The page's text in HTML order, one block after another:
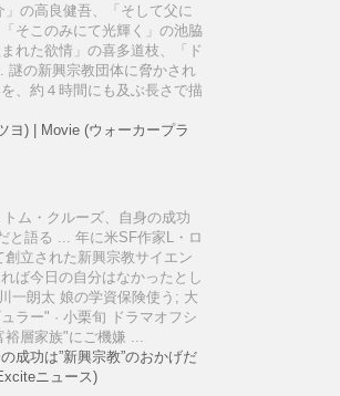
」の高良健吾、「そして父に
そこのみにて光輝く」の池脇
れた欲情」の喜多道枝、「ド
謎の新興宗教団体に脅かされ
、約４時間にも及ぶ長さで描
ヨ) | Movie (ウォーカープラ
ム・クルーズ、自身の成功
と語る ... 年に米SF作家L・ロ
創立された新興宗教サイエン
ば今日の自分はなかったとし
一朗太 娘の学資保険使う; 大
ラー" · 小栗旬 ドラマオフシ
裕層家族"にご機嫌 ...
成功は”新興宗教”のおかげだ
ニュース)